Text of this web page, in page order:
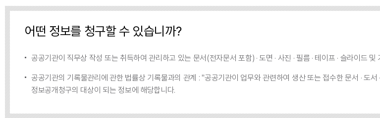
어떤 정보를 청구할 수 있습니까?
공공기관이 직무상 작성 또는 취득하여 관리하고 있는 문서(전자문서 포함) · 도면 · 사진 · 필름 · 테이프 · 슬라이드
공공기관의 기록물관리에 관한 법률상 기록물과의 관계 : "공공기관이 업무와 관련하여 생산 또는 접수한 문서 · 도서
정보공개청구의 대상이 되는 정보에 해당합니다.